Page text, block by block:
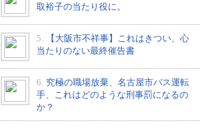
取裕子の当たり役に。
5.
【大阪市不祥事】これはきつい、心
当たりのない最終催告書
6. 究極の職場放棄、名古屋市バス運転
手、これはどのような刑事罰になるの
か？